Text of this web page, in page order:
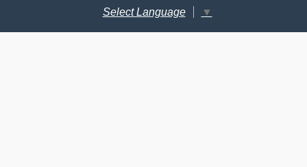
Select Language
▼